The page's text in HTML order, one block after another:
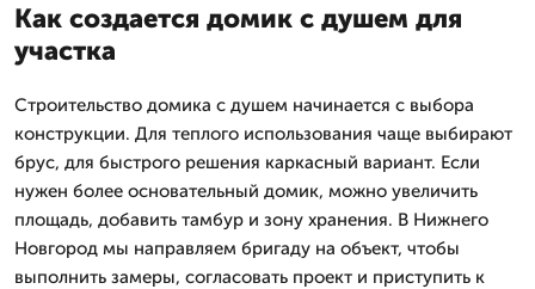
Как создается домик с душем для
участка
Строительство домика с душем начинается с выбора
конструкции. Для теплого использования чаще выбирают
брус, для быстрого решения каркасный вариант. Если
нужен более основательный домик, можно увеличить
площадь, добавить тамбур и зону хранения. В Нижнего
Новгород мы направляем бригаду на объект, чтобы
выполнить замеры, согласовать проект и приступить к